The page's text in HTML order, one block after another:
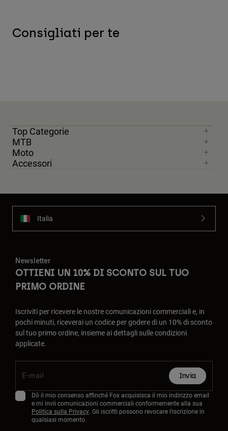
Consigliati per te
Top Categorie
MTB
Moto
Accessori
Italia
Newsletter
OTTIENI UN 10% DI SCONTO SUL TUO
PRIMO ORDINE
Iscriviti per ricevere le nostre comunicazioni commerciali e, in
pochi minuti, riceverai un codice per godere di un 10% di sconto
sul tuo primo ordine, insieme ai dettagli sulle condizioni
applicate.
Invia
Dò il mio consenso affinché Fox acquisisca il mio indirizzo email
e mi invii comunicazioni commerciali conformemente alla sua
Politica sulla Privacy. Gli iscritti possono revocare l'iscrizione in
qualsiasi momento.